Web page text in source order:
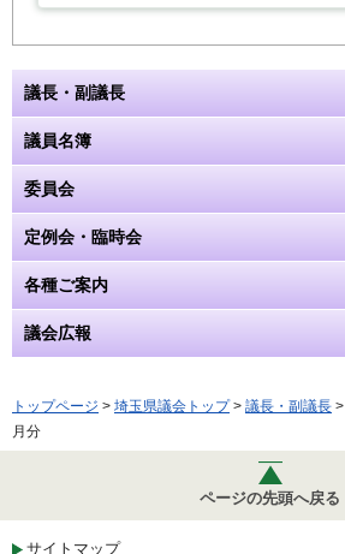
議長・副議長
議員名簿
委員会
定例会・臨時会
各種ご案内
議会広報
トップページ > 埼玉県議会トップ> 議長・副議長 >
月分
ページの先頭へ戻る
サイトマップ